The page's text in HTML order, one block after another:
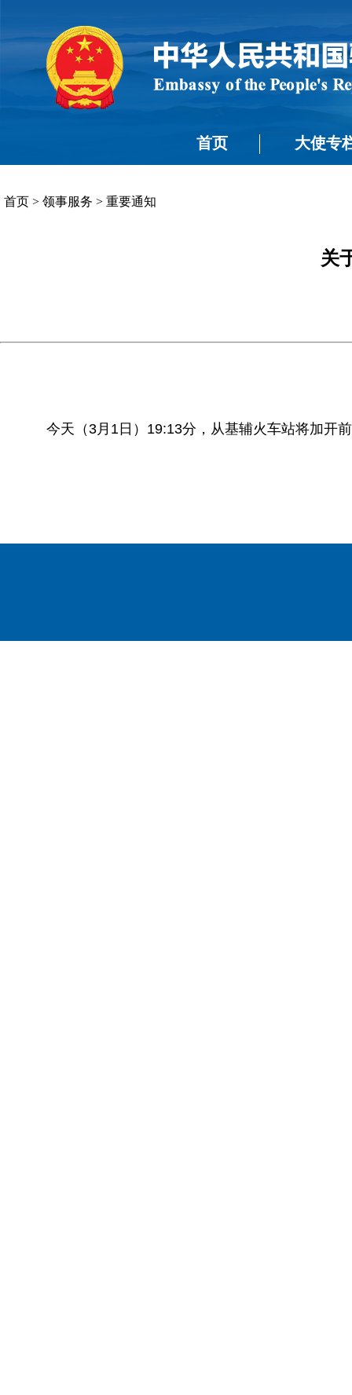
首页 大使专
首页 > 领事服务 > 重要通知
关
今天（3月1日）19:13分，从基辅火车站将加开